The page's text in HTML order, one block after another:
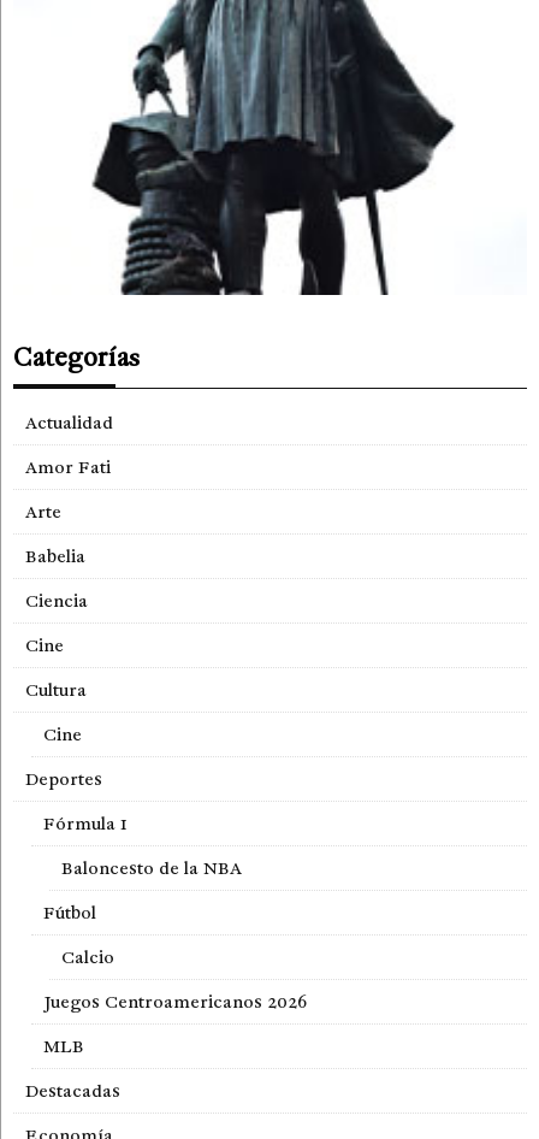
Categorías
Actualidad
Amor Fati
Arte
Babelia
Ciencia
Cine
Cultura
Cine
Deportes
Fórmula 1
Baloncesto de la NBA
Fútbol
Calcio
Juegos Centroamericanos 2026
MLB
Destacadas